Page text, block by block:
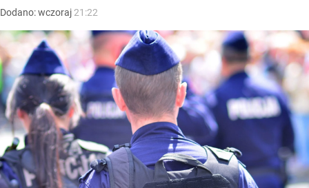
Dodano:wczoraj 21:22